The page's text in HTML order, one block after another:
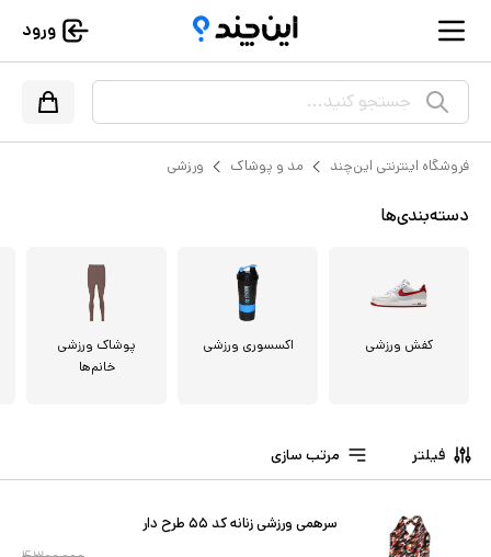
ورود
جستجو کنید...
فروشگاه اینترنتی این‌چند مد و پوشاک ورزشی
دسته‌بندی‌ها
کفش ورزشی اکسسوری ورزشی
پوشاک ورزشی
خانم‌ها
فیلتر مرتب سازی
سرهمی ورزشی زنانه کد ۵۵ طرح دار